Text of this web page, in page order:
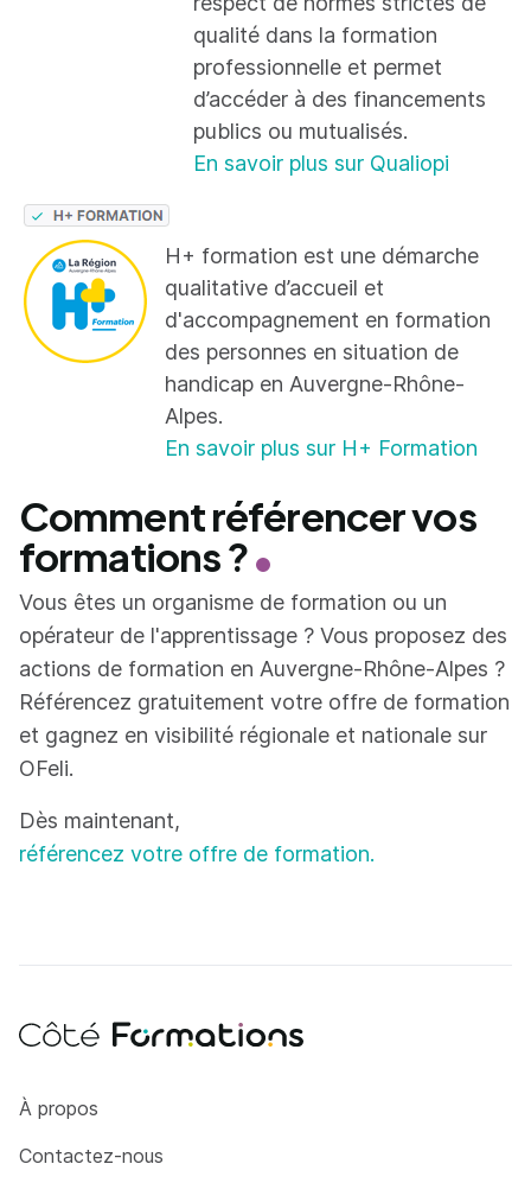
qualité dans la formation
professionnelle et permet
d’accéder à des financements
publics ou mutualisés.
En savoir plus sur Qualiopi
H+ formation est une démarche
qualitative d’accueil et
d'accompagnement en formation
des personnes en situation de
handicap en Auvergne-Rhône-
Alpes.
En savoir plus sur H+ Formation
Comment référencer vos
formations ?
Vous êtes un organisme de formation ou un
opérateur de l'apprentissage ? Vous proposez des
actions de formation en Auvergne-Rhône-Alpes ?
Référencez gratuitement votre offre de formation
et gagnez en visibilité régionale et nationale sur
OFeli.
Dès maintenant,
référencez votre offre de formation.
Côté Formations
À propos
Contactez-nous